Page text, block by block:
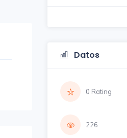
Datos
0 Rating
226